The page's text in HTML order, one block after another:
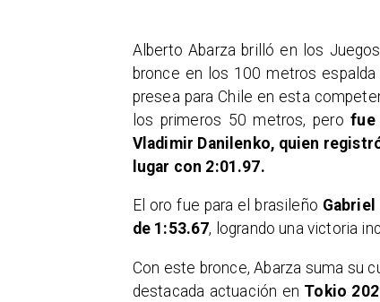
Alberto Abarza brilló en los
bronce en los 100 metros
presea para Chile en esta
los primeros 50 metros, perofue
Vladimir Danilenko, quien
lugar con 2:01.97.
El oro fue para el brasileño
de 1:53.67, logrando una victoria
Con este bronce, Abarza suma su
destacada actuación en Tokio